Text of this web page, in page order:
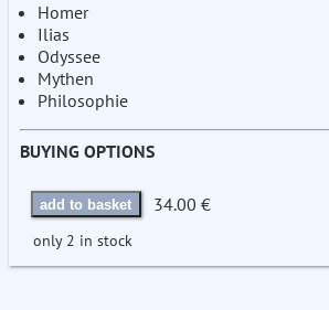
Homer
Ilias
Odyssee
Mythen
Philosophie
BUYING OPTIONS
add to basket 34.00 €
only 2 in stock